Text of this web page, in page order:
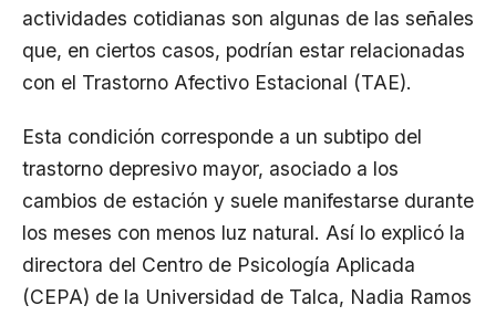
actividades cotidianas son algunas de las señales
que, en ciertos casos, podrían estar relacionadas
con el Trastorno Afectivo Estacional (TAE).
Esta condición corresponde a un subtipo del
trastorno depresivo mayor, asociado a los
cambios de estación y suele manifestarse durante
los meses con menos luz natural. Así lo explicó la
directora del Centro de Psicología Aplicada
(CEPA) de la Universidad de Talca, Nadia Ramos